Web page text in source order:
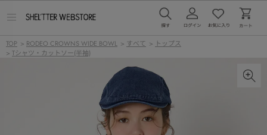
ー
を
TOP > RODEO CROWNS WIDE BOWL > すべて > トップス
> Tシャツ・カットソー(半袖)